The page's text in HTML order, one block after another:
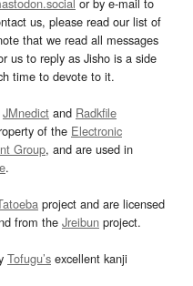
us, please read our list of
that we read all messages
us to reply as Jisho is a side
time to devote to it.
JMnedict and Radkfile
of the Electronic
Group, and are used in
.
project and are licensed
from the Jreibun project.
Tofugu’s excellent kanji